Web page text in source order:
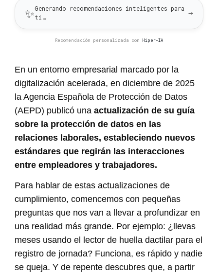
✨Generando recomendaciones inteligentes para
ti…
→
Recomendación personalizada con Hiper-IA
En un entorno empresarial marcado por la
digitalización acelerada, en diciembre de 2025
la Agencia Española de Protección de Datos
(AEPD) publicó una actualización de su guía
sobre la protección de datos en las
relaciones laborales, estableciendo nuevos
estándares que regirán las interacciones
entre empleadores y trabajadores.
Para hablar de estas actualizaciones de
cumplimiento, comencemos con pequeñas
preguntas que nos van a llevar a profundizar en
una realidad más grande. Por ejemplo: ¿llevas
meses usando el lector de huella dactilar para el
registro de jornada? Funciona, es rápido y nadie
se queja. Y de repente descubres que, a partir